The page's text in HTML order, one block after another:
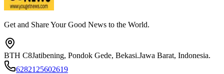
Get and Share Your Good News to the World.
BTH C8Jatibening, Pondok Gede, Bekasi.Jawa Barat, Indonesia.
6282125602619